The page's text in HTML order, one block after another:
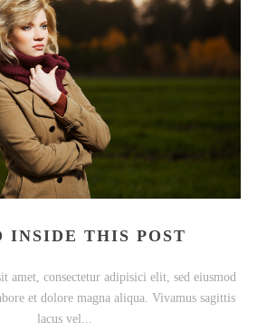
INSIDE THIS POST
amet, consectetur adipisici elit, sed eiusmod
et dolore magna aliqua. Vivamus sagittis
lacus vel...